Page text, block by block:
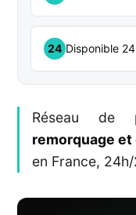
24 Disponible
Réseau de
remorquage et
en France,